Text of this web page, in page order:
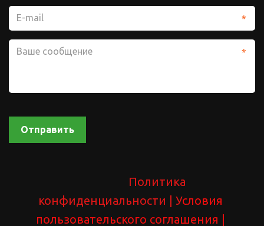
*
*
Отправить
Политика
конфиденциальности
| Условия
пользовательского соглашения